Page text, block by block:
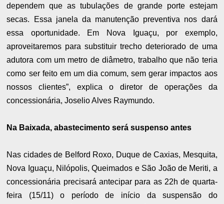
dependem que as tubulações de grande porte estejam
secas. Essa janela da manutenção preventiva nos dará
essa oportunidade. Em Nova Iguaçu, por exemplo,
aproveitaremos para substituir trecho deteriorado de uma
adutora com um metro de diâmetro, trabalho que não teria
como ser feito em um dia comum, sem gerar impactos aos
nossos clientes”, explica o diretor de operações da
concessionária, Joselio Alves Raymundo.
Na Baixada, abastecimento será suspenso antes
Nas cidades de Belford Roxo, Duque de Caxias, Mesquita,
Nova Iguaçu, Nilópolis, Queimados e São João de Meriti, a
concessionária precisará antecipar para as 22h de quarta-
feira (15/11) o período de início da suspensão do